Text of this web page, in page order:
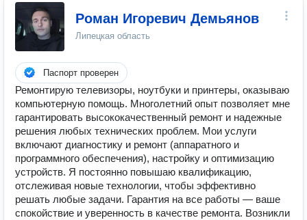
Роман Игоревич Демьянов
Липецкая область
Паспорт проверен
Ремонтирую телевизоры, ноутбуки и принтеры, оказываю
компьютерную помощь. Многолетний опыт позволяет мне
гарантировать высококачественный ремонт и надежные
решения любых технических проблем. Мои услуги
включают диагностику и ремонт (аппаратного и
программного обеспечения), настройку и оптимизацию
устройств. Я постоянно повышаю квалификацию,
отслеживая новые технологии, чтобы эффективно
решать любые задачи. Гарантия на все работы — ваше
спокойствие и уверенность в качестве ремонта. Возникли